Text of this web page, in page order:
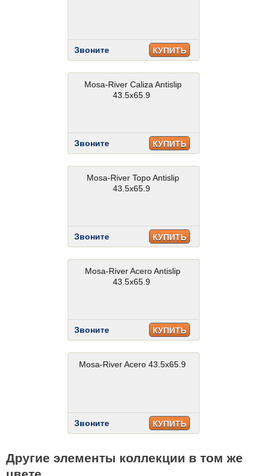
Звоните КУПИТЬ
Mosa-River Caliza Antislip
43.5x65.9
Звоните КУПИТЬ
Mosa-River Topo Antislip
43.5x65.9
Звоните КУПИТЬ
Mosa-River Acero Antislip
43.5x65.9
Звоните КУПИТЬ
Mosa-River Acero 43.5x65.9
Звоните КУПИТЬ
Другие элементы коллекции в том же